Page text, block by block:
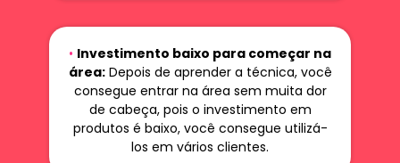
• Investimento baixo para começar na
área:Depois de aprender a técnica, você
consegue entrar na área sem muita dor
de cabeça, pois o investimento em
produtos é baixo, você consegue utilizá-
los em vários clientes.